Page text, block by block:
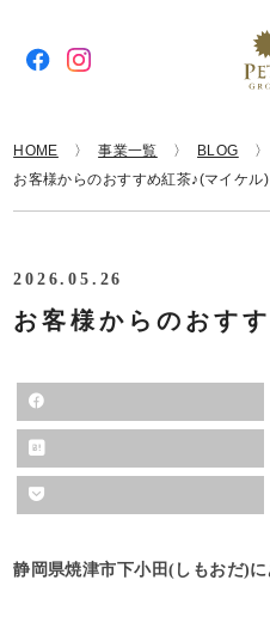
HOME 事業一覧
BLOG
お客様からのおすすめ紅茶♪(マイケル)
2026.05.26
お客様からのおす
静岡県焼津市下小田(しもおだ)